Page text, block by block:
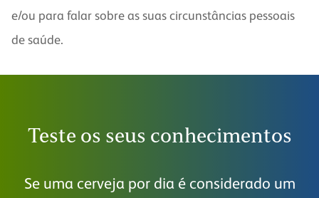
e/ou para falar sobre as suas circunstâncias pessoais
de saúde.
Teste os seus conhecimentos
Se uma cerveja por dia é considerado um